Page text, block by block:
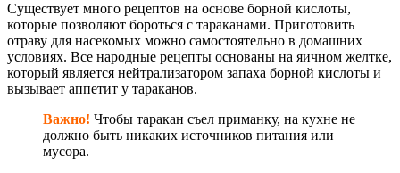
Существует много рецептов на основе борной кислоты,
которые позволяют бороться с тараканами. Приготовить
отраву для насекомых можно самостоятельно в домашних
условиях. Все народные рецепты основаны на яичном желтке,
который является нейтрализатором запаха борной кислоты и
вызывает аппетит у тараканов.
Важно! Чтобы таракан съел приманку, на кухне не
должно быть никаких источников питания или
мусора.